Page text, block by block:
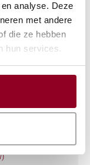
analyse. Deze
met andere
die ze hebben
hun services.
ltr.